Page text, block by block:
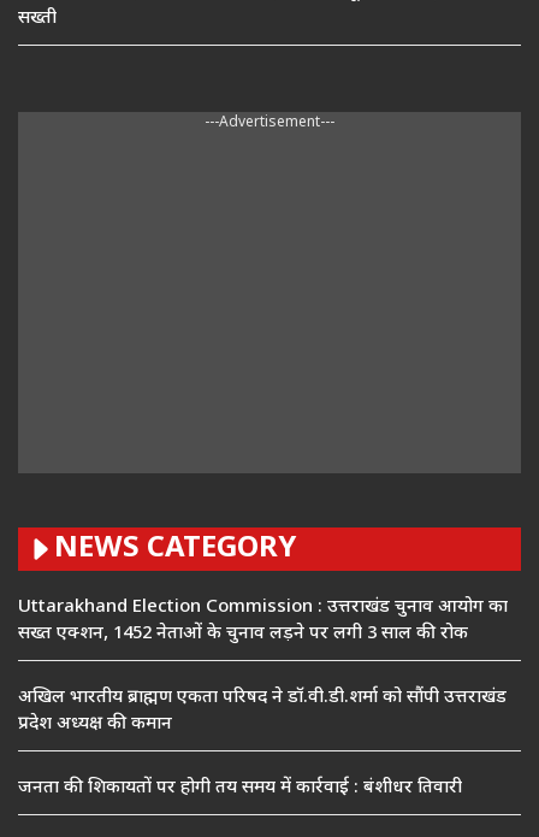
सख्ती
---Advertisement---
NEWS CATEGORY
Uttarakhand Election Commission : उत्तराखंड चुनाव आयोग का
सख्त एक्शन, 1452 नेताओं के चुनाव लड़ने पर लगी 3 साल की रोक
अखिल भारतीय ब्राह्मण एकता परिषद ने डॉ.वी.डी.शर्मा को सौंपी उत्तराखंड
प्रदेश अध्यक्ष की कमान
जनता की शिकायतों पर होगी तय समय में कार्रवाई : बंशीधर तिवारी